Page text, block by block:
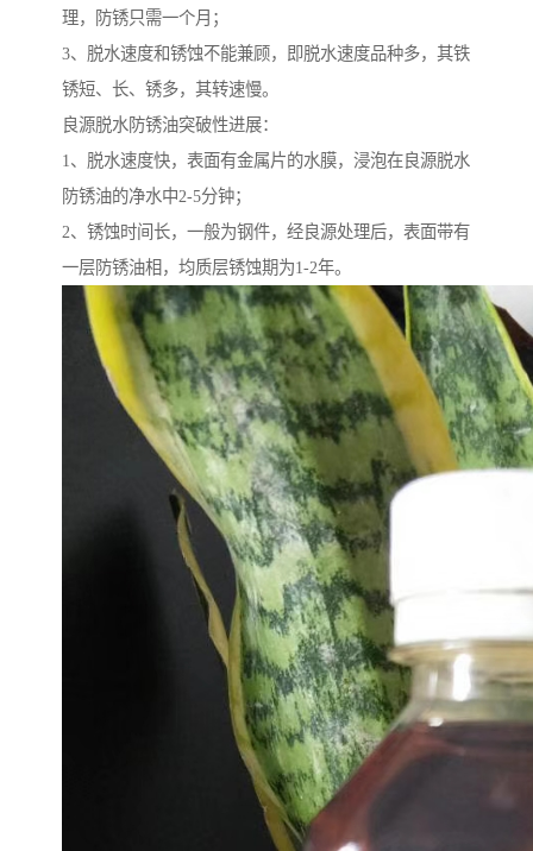
理，防锈只需一个月；
3、脱水速度和锈蚀不能兼顾，即脱水速度品种多，其铁
锈短、长、锈多，其转速慢。
良源脱水防锈油突破性进展：
1、脱水速度快，表面有金属片的水膜，浸泡在良源脱水
防锈油的净水中2-5分钟；
2、锈蚀时间长，一般为钢件，经良源处理后，表面带有
一层防锈油相，均质层锈蚀期为1-2年。